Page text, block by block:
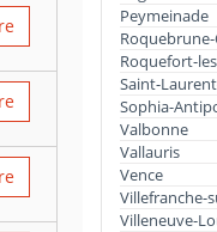
Peymeinade
Roquefort-
Saint-
Sophia-
Valbonne
Vallauris
Vence
Villefranche-
Villeneuve-